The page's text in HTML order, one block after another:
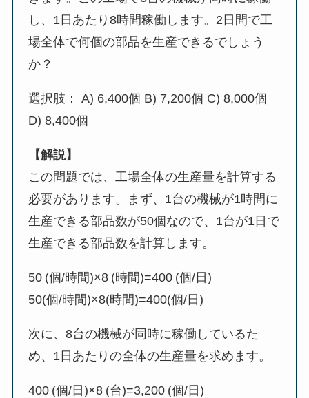
し、1日あたり8時間稼働します。2日間で工
場全体で何個の部品を生産できるでしょう
か？
選択肢： A) 6,400個 B) 7,200個 C) 8,000個
D) 8,400個
【解説】
この問題では、工場全体の生産量を計算する
必要があります。まず、1台の機械が1時間に
生産できる部品数が50個なので、1台が1日で
生産できる部品数を計算します。
50 (個/時間)×8 (時間)=400 (個/日)
50(個/時間)×8(時間)=400(個/日)
次に、8台の機械が同時に稼働しているた
め、1日あたりの全体の生産量を求めます。
400 (個/日)×8 (台)=3,200 (個/日)